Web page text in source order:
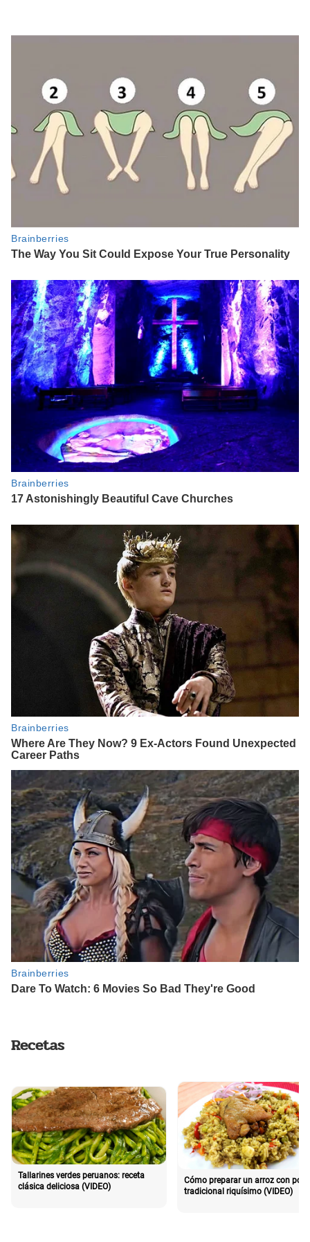
Recetas
Tallarines verdes peruanos: receta
clásica deliciosa (VIDEO)
Cómo preparar un arroz con pollo
tradicional riquísimo (VIDEO)